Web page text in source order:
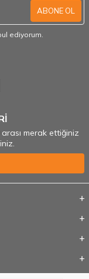
ABONE OL
ediyorum.
merak ettiğiniz